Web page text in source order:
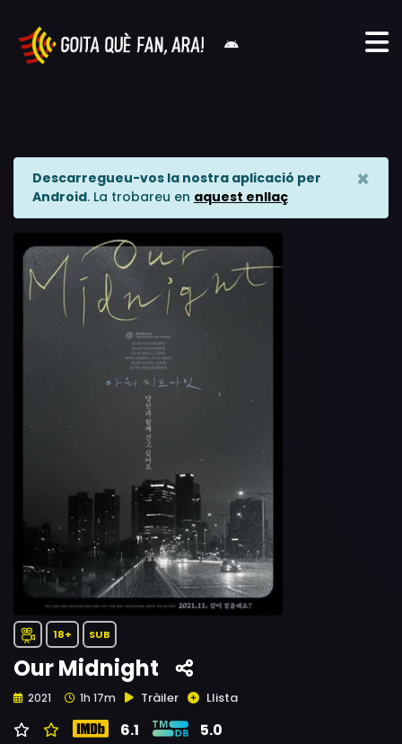
Descarregueu-vos la nostra aplicació per
Android. La trobareu en aquest enllaç
×
18+ SUB
Our Midnight
2021 1h 17m Tràiler Llista
6.1 5.0